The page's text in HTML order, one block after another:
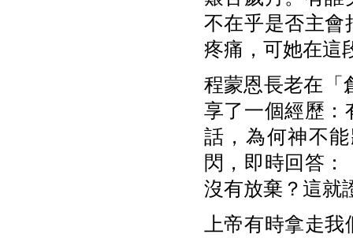
不在乎是否主會
疼痛，可她在這
程蒙恩長老在「
享了一個經歷：
話，為何神不
閃，即時回答
沒有放棄？這就
上帝有時拿走